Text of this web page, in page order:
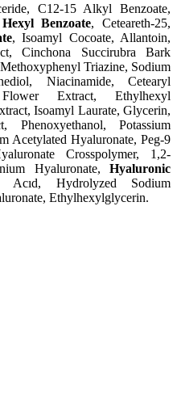
C12-15 Alkyl Benzoate,
Benzoate, Ceteareth-25,
, Isoamyl Cocoate, Allantoin,
Cinchona Succirubra Bark
Triazine, Sodium
Niacinamide, Cetearyl
Extract, Ethylhexyl
Isoamyl Laurate, Glycerin,
Potassium
Acetylated Hyaluronate, Peg-9
Crosspolymer, 1,2-
Hyaluronate, Hyaluronic
Acıd, Hydrolyzed Sodium
Ethylhexylglycerin.